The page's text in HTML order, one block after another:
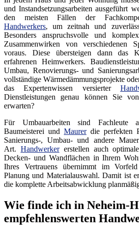
und Instandsetzungsarbeiten ausgeführt
den meisten Fällen der
Handwerkers, um zeitnah und
Besonders anspruchsvolle und
Zusammenwirken von verschiedenen
voraus. Diese übersteigen dann das
erfahrenen Heimwerkers.
Umbau, Renovierungs- und
vollständige Wärmedämmungsprojekte
das Expertenwissen versierter
Dienstleistungen genau können Sie
erwarten?
Für Umbauarbeiten sind Fachleute
Baumeisterei und Maurerdie perfekten
Sanierungs-, Umbau- und andere
Art. Handwerkererstellen auch
Decken- und Wandflächen in Ihrem
Ihres Vertrauens übernimmt im
Planung und Materialauswahl. Damit ist
die komplette Arbeitsabwicklung
Wie finde ich in Neheim-
empfehlenswerten